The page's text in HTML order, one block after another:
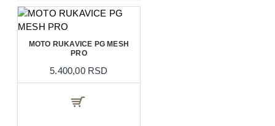
MOTO RUKAVICE PG MESH
PRO
5.400,00 RSD